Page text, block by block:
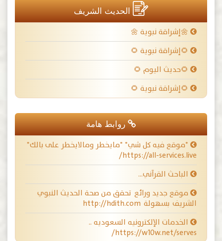
الحديث الشريف
🌼إشراقة نبوية 🌼
🌻إشراقة نبوية 🌻
🌻حديث اليوم 🌻
🌻إشراقة نبوية 🌻
روابط هامة
*موقع فيه كل شي* *مايخطر ومالايخطر على بالك*
https://all-services.live/
الباحث القرآني…
موقع جديد ورائع تحقق من صحة الحديث النبوي
الشريف بسهولة http://hdith.com
الخدمات الإلكترونيه السعوديه ..
https://w10w.net/serves/